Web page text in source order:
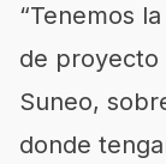
“Tenemos
de proyecto
Suneo,
donde